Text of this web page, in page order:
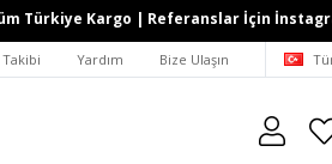
Kargo | Referanslar İçin İnstagram
Takibi Yardım Bize Ulaşın